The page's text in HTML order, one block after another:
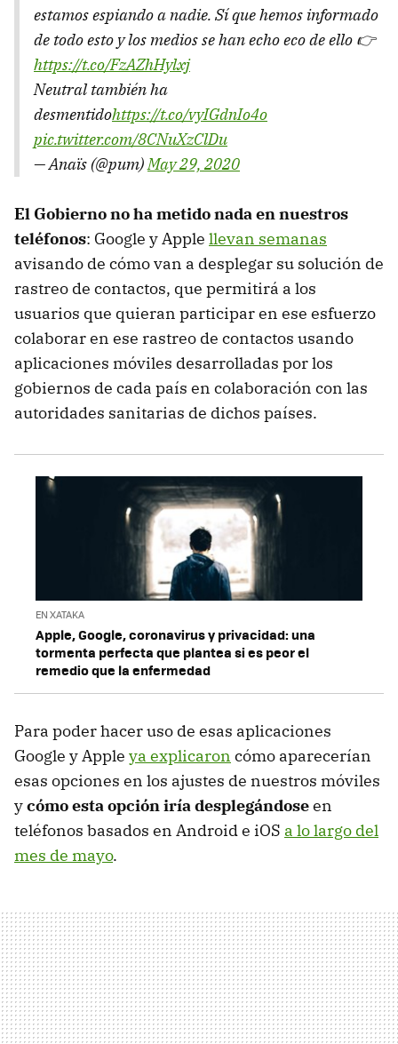
estamos espiando a nadie. Sí que hemos informado
de todo esto y los medios se han echo eco de ello 👉
https://t.co/FzAZhHylxj
Neutral también ha
desmentidohttps://t.co/vyIGdnIo4o
pic.twitter.com/8CNuXzClDu
— Anaïs (@pum)May 29, 2020
El Gobierno no ha metido nada en nuestros
teléfonos: Google y Apple llevan semanas
avisando de cómo van a desplegar su solución de
rastreo de contactos, que permitirá a los
usuarios que quieran participar en ese esfuerzo
colaborar en ese rastreo de contactos usando
aplicaciones móviles desarrolladas por los
gobiernos de cada país en colaboración con las
autoridades sanitarias de dichos países.
EN XATAKA
Apple, Google, coronavirus y privacidad: una
tormenta perfecta que plantea si es peor el
remedio que la enfermedad
Para poder hacer uso de esas aplicaciones
Google y Apple ya explicaron cómo aparecerían
esas opciones en los ajustes de nuestros móviles
ycómo esta opción iría desplegándoseen
teléfonos basados en Android e iOS a lo largo del
mes de mayo.